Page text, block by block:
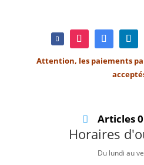
Attention, les paiements
Articles 0
Horaires
Du lundi au